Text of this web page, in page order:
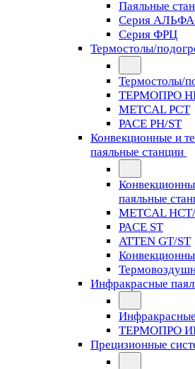
Паяльные
Серия
Серия ФРЦ
Термостолы/
Термостолы/
ТЕРМОПРО
METCAL PCT
PACE PH/ST
Конвекционные и
паяльные станции
паяльные
METCAL
PACE ST
ATTEN GT/ST
Инфракрасные
ТЕРМОПРО
Прецизионные